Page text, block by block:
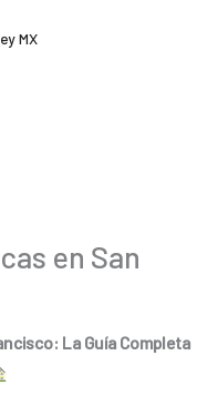
MX
en San
La Guía Completa